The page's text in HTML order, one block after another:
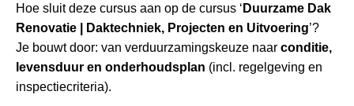
Hoe sluit deze cursus aan op de cursus ‘ Duurzame Dak
Renovatie | Daktechniek, Projecten en Uitvoering’?
Je bouwt door: van verduurzamingskeuze naar conditie,
levensduur en onderhoudsplan (incl. regelgeving en
inspectiecriteria).